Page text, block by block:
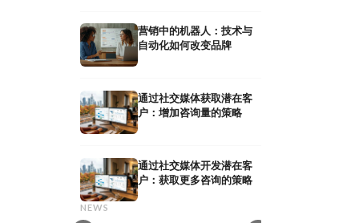
营销中的机器人：技术与
自动化如何改变品牌
通过社交媒体获取潜在客
户：增加咨询量的策略
通过社交媒体开发潜在客
户：获取更多咨询的策略
NEWS
共享媒体：定义、意义及在
共享媒体：定义、意义及在 PESO 模型中